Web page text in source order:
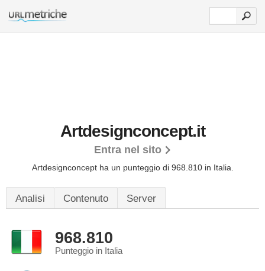
Artdesignconcept.it
Entra nel sito
Artdesignconcept ha un punteggio di 968.810 in Italia.
Analisi Contenuto Server
968.810
Punteggio in Italia